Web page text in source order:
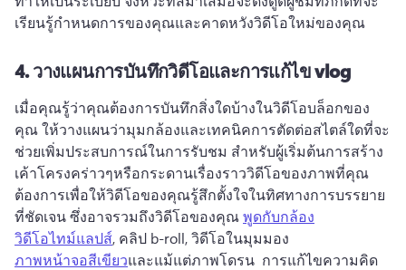
เรียนรู้กำหนดการของคุณและคาดหวังวิดีโอใหม่ของคุณ
4.วางแผนการบันทึกวิดีโอและการแก้ไข vlog
เมื่อคุณรู้ว่าคุณต้องการบันทึกสิ่งใดบ้างในวิดีโอบล็อกของ
คุณ ให้วางแผนว่ามุมกล้องและเทคนิคการตัดต่อสไตล์ใดที่จะ
ช่วยเพิ่มประสบการณ์ในการรับชม สําหรับผู้เริ่มต้นการสร้าง
เค้าโครงคร่าวๆหรือกระดานเรื่องราววิดีโอของภาพที่คุณ
ต้องการเพื่อให้วิดีโอของคุณรู้สึกตั้งใจในทิศทางการบรรยาย
ที่ชัดเจน ซึ่งอาจรวมถึงวิดีโอของคุณ พูดกับกล้อง
วิดีโอไทม์แลปส์, คลิป b-roll, วิดีโอในมุมมอง
ภาพหน้าจอสีเขียวและแม้แต่ภาพโดรน การแก้ไขความคิด